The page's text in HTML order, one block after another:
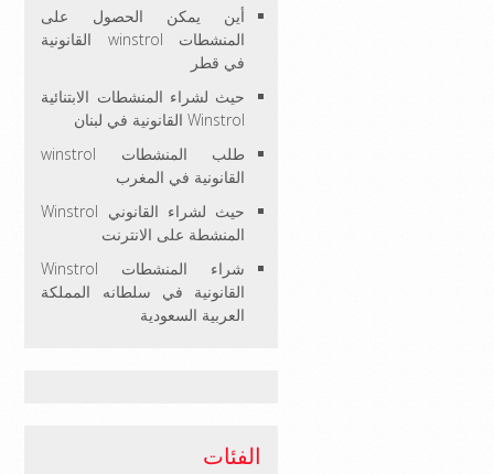
أين يمكن الحصول على
المنشطات winstrol القانونية
في قطر
حيث لشراء المنشطات الابتنائية
Winstrol القانونية في لبنان
طلب المنشطات winstrol
القانونية في المغرب
حيث لشراء القانوني Winstrol
المنشطة على الانترنت
شراء المنشطات Winstrol
القانونية في سلطانه المملكة
العربية السعودية
الفئات